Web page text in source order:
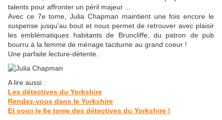
talents pour affronter un péril majeur ...
Avec ce 7e tome, Julia Chapman maintient une fois encore le
suspense jusqu'au bout et nous permet de retrouver avec plaisir
les emblématiques habitants de Bruncliffe, du patron de pub
bourru à la femme de ménage taciturne au grand coeur !
Une parfaite lecture-détente.
A lire aussi :
Les détectives du Yorkshire
Rendez-vous dans le Yorkshire
Et voici le 6e tome des détectives du Yorkshire !